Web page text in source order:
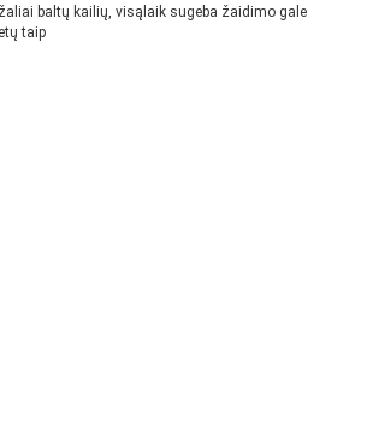
baltų kailių, visąlaik sugeba žaidimo gale
taip